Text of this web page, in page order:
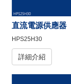
直流電源供應器
HPS25H30
詳細介紹